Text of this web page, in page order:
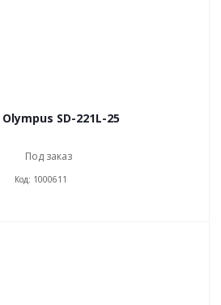
SD-221L-25
Под заказ
Код: 1000611